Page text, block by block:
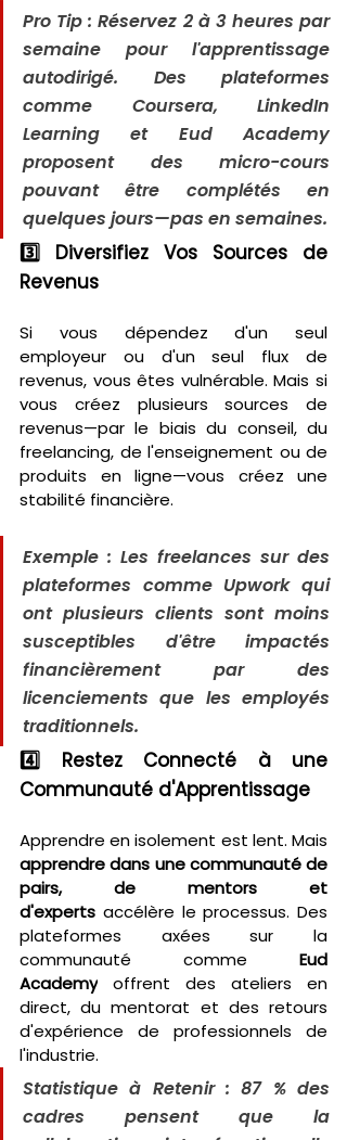
Pro Tip : Réservez 2 à 3 heures par
semaine pour l'apprentissage
autodirigé. Des plateformes
comme Coursera, LinkedIn
Learning et Eud Academy
proposent des micro-cours
pouvant être complétés en
quelques jours—pas en semaines.
3️⃣ Diversifiez Vos Sources de
Revenus
Si vous dépendez d'un seul
employeur ou d'un seul flux de
revenus, vous êtes vulnérable. Mais si
vous créez plusieurs sources de
revenus—par le biais du conseil, du
freelancing, de l'enseignement ou de
produits en ligne—vous créez une
stabilité financière.
Exemple : Les freelances sur des
plateformes comme Upwork qui
ont plusieurs clients sont moins
susceptibles d'être impactés
financièrement par des
licenciements que les employés
traditionnels.
4️⃣ Restez Connecté à une
Communauté d'Apprentissage
apprendre dans une communauté de
pairs, de mentors et
d'experts accélère le processus. Des
plateformes axées sur la
communauté comme Eud
Academy offrent des ateliers en
direct, du mentorat et des retours
d'expérience de professionnels de
l'industrie.
Statistique à Retenir : 87 % des
cadres pensent que la